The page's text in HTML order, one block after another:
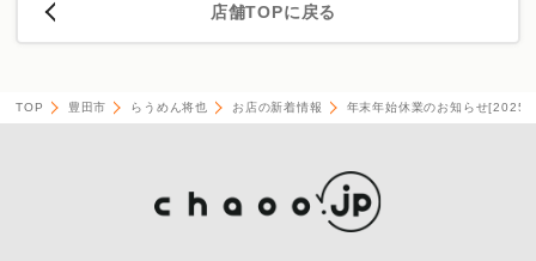
店舗TOPに戻る
TOP 豊田市 らうめん将也 お店の新着情報 年末年始休業のお知らせ[2025